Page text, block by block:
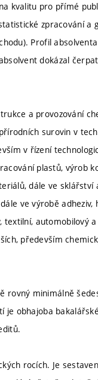
kvalitu pro přímé
zpracování a
Profil
dokázal
a provozování
surovin v
v řízení
plastů, výrob
dále ve sklářství
ve výrobě adheziv,
textilní, automobilový
především
rovný minimálně
je obhajoba
rocích. Je